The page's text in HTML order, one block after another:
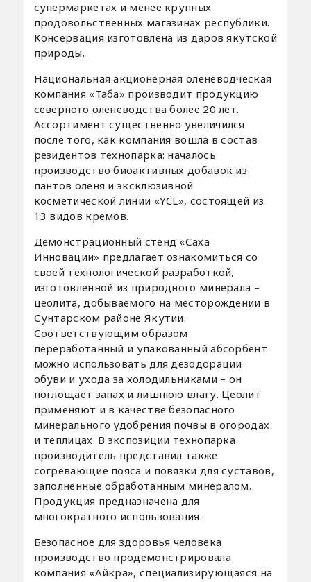
супермаркетах и менее крупных
продовольственных магазинах республики.
Консервация изготовлена из даров якутской
природы.
Национальная акционерная оленеводческая
компания «Таба» производит продукцию
северного оленеводства более 20 лет.
Ассортимент существенно увеличился
после того, как компания вошла в состав
резидентов технопарка: началось
производство биоактивных добавок из
пантов оленя и эксклюзивной
косметической линии «YCL», состоящей из
13 видов кремов.
Демонстрационный стенд «Саха
Инновации» предлагает ознакомиться со
своей технологической разработкой,
изготовленной из природного минерала –
цеолита, добываемого на месторождении в
Сунтарском районе Якутии.
Соответствующим образом
переработанный и упакованный абсорбент
можно использовать для дезодорации
обуви и ухода за холодильниками – он
поглощает запах и лишнюю влагу. Цеолит
применяют и в качестве безопасного
минерального удобрения почвы в огородах
и теплицах. В экспозиции технопарка
производитель представил также
согревающие пояса и повязки для суставов,
заполненные обработанным минералом.
Продукция предназначена для
многократного использования.
Безопасное для здоровья человека
производство продемонстрировала
компания «Айкра», специализирующаяся на